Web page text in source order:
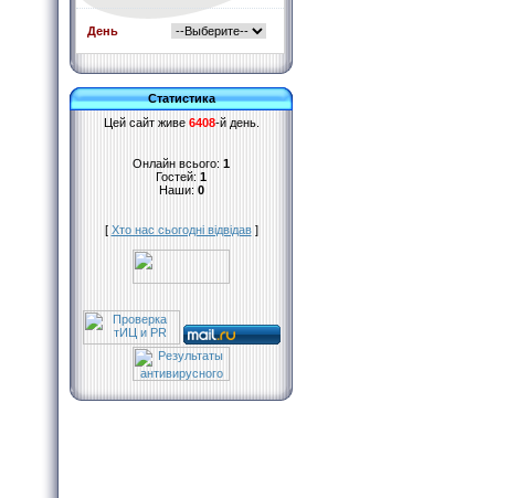
День
Статистика
Цей сайт живе 6408-й день.
Онлайн всього: 1
Гостей: 1
Наши: 0
[ Хто нас сьогодні відвідав]